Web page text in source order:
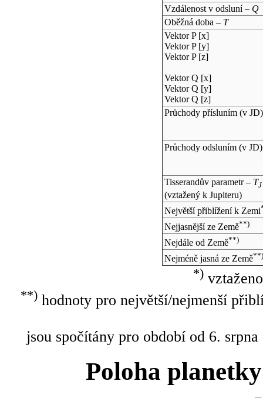
Vzdálenost v odsluní – Q
Oběžná doba – T
Vektor P [x]
Vektor P [y]
Vektor P [z]
Vektor Q [x]
Vektor Q [y]
Vektor Q [z]
Průchody přísluním (v JD)
Průchody odsluním (v JD)
Tisserandův parametr – TJ
(vztažený k Jupiteru)
Největší přiblížení k Zemi
Nejjasnější ze Země**)
Nejdále od Země**)
Nejméně jasná ze Země**)
*)
**)hodnoty pro největší/nejmenší
jsou spočítány pro období od 6.
Poloha